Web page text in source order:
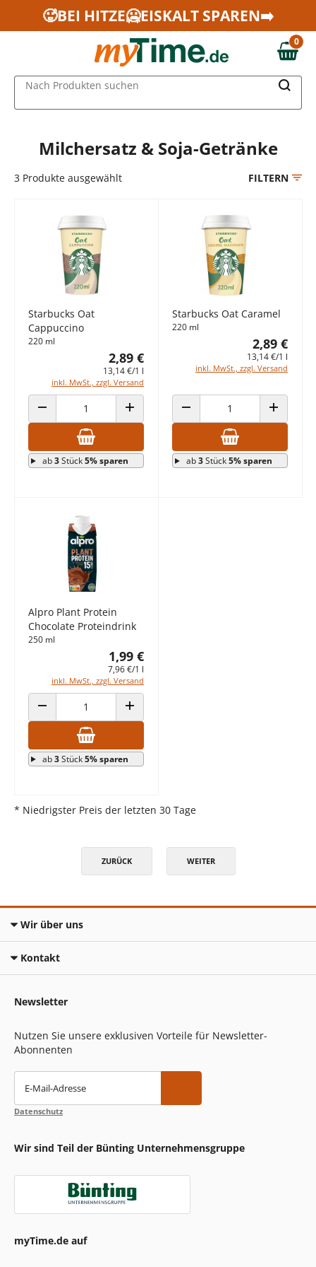
Zum Hauptinhalt springen
Zur Navigation springen
Zur Suche springen
🥵BEI HITZE🥶EISKALT SPAREN➡️
0,00 €
0
Nach Produkten suchen
Milchersatz & Soja-Getränke
3 Produkte ausgewählt FILTERN
Starbucks Oat
Cappuccino
220 ml
2,89 €
13,14 €/1 l
inkl. MwSt., zzgl. Versand
ANZAHL VERRINGERN ANZAHL ERHÖHEN
ab3Stück5% sparen
Starbucks Oat Caramel
220 ml
2,89 €
13,14 €/1 l
inkl. MwSt., zzgl. Versand
ANZAHL VERRINGERN ANZAHL
ab3Stück5% sparen
Alpro Plant Protein
Chocolate Proteindrink
250 ml
1,99 €
7,96 €/1 l
inkl. MwSt., zzgl. Versand
ANZAHL VERRINGERN ANZAHL ERHÖHEN
ab3Stück5% sparen
* Niedrigster Preis der letzten 30 Tage
ZURÜCK WEITER
Wir über uns
Kontakt
Newsletter
Nutzen Sie unsere exklusiven Vorteile für Newsletter-
Abonnenten
E-Mail-Adresse
Datenschutz
Wir sind Teil der Bünting Unternehmensgruppe
myTime.de auf